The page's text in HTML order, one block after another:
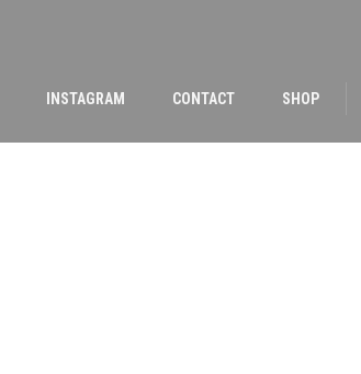
INSTAGRAM CONTACT SHOP